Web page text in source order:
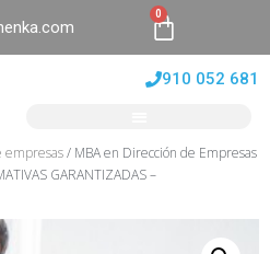
0
910 052 681
empresas/ MBA en Dirección de Empresas
GARANTIZADAS –